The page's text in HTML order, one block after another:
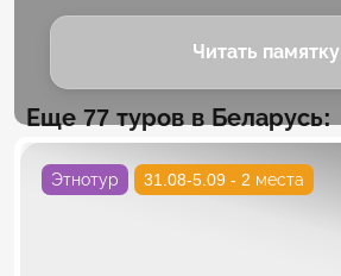
Читать памятку
Еще 77 туров в Беларусь:
Этнотур 31.08-5.09 - 2 места